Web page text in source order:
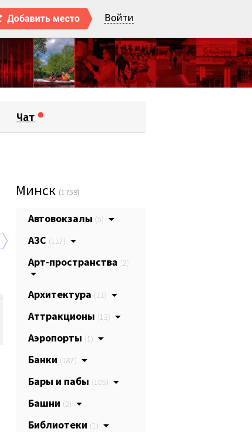
Войти
Чат
Минск (1759)
Автовокзалы (5)
АЗС (117)
Арт-пространства (2)
Архитектура (11)
Аттракционы (13)
Аэропорты (1)
Банки (187)
Бары и пабы (105)
Башни (2)
Библиотеки (1)